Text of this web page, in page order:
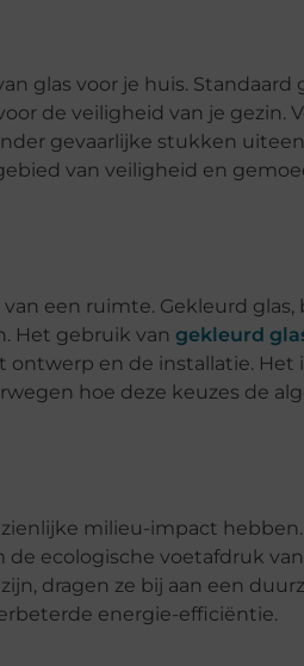
glas voor je huis. Standaard
de veiligheid van je gezin.
gevaarlijke stukken
van veiligheid en
een ruimte. Gekleurd glas,
Het gebruik van gekleurd
en de installatie. Het
hoe deze keuzes de
milieu-impact hebben.
ecologische voetafdruk
dragen ze bij aan een
energie-efficiëntie.